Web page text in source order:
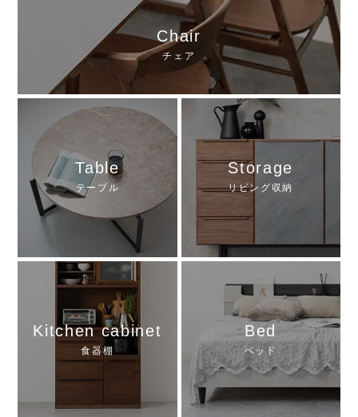
Chair
チェア
Table
テーブル
Storage
リビング収納
Kitchen cabinet
食器棚
Bed
ベッド